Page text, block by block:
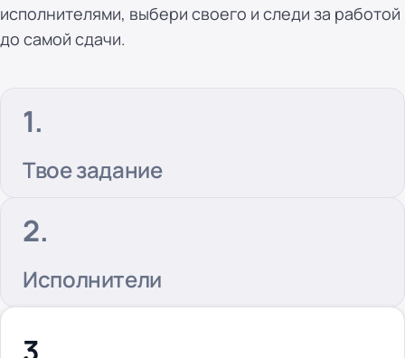
исполнителями, выбери своего и следи за работой
до самой сдачи.
Твое задание
Исполнители